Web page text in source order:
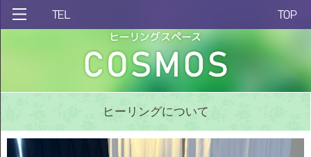
ヒーリングについて